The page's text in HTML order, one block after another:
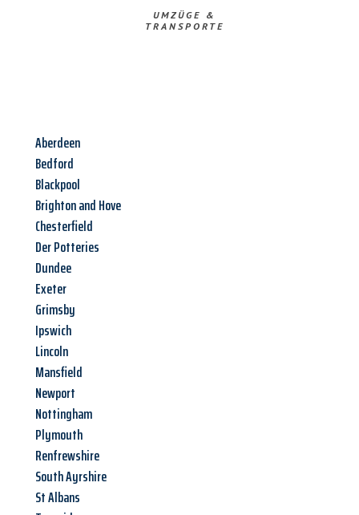
UMZÜGE &
TRANSPORTE
Aberdeen
Bedford
Blackpool
Brighton and Hove
Chesterfield
Der Potteries
Dundee
Exeter
Grimsby
Ipswich
Lincoln
Mansfield
Newport
Nottingham
Plymouth
Renfrewshire
South Ayrshire
St Albans